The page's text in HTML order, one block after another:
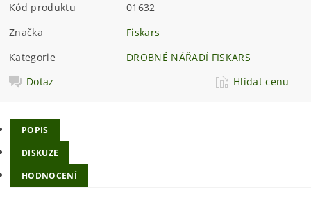
Kód produktu
01632
Značka
Fiskars
Kategorie
DROBNÉ NÁŘADÍ FISKARS
Dotaz
Hlídat cenu
POPIS
DISKUZE
HODNOCENÍ